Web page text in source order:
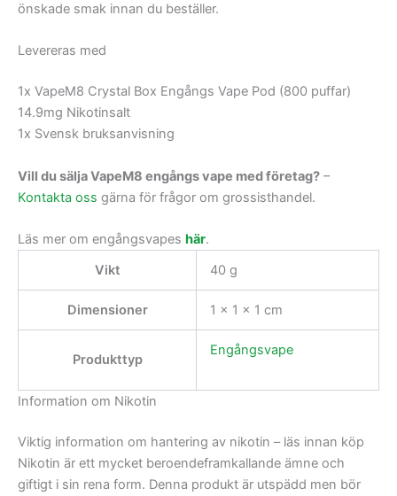
önskade smak innan du beställer.
Levereras med
1x VapeM8 Crystal Box Engångs Vape Pod (800 puffar)
14.9mg Nikotinsalt
1x Svensk bruksanvisning
Vill du sälja VapeM8 engångs vape med företag? –
Kontakta oss gärna för frågor om grossisthandel.
Läs mer om engångsvapes här.
Vikt
40 g
Dimensioner 1 × 1 × 1 cm
Produkttyp
Engångsvape
Information om Nikotin
Viktig information om hantering av nikotin – läs innan köp
Nikotin är ett mycket beroendeframkallande ämne och
giftigt i sin rena form. Denna produkt är utspädd men bör